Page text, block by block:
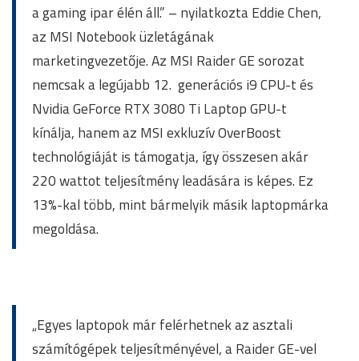
a gaming ipar élén áll.” – nyilatkozta Eddie Chen,
az MSI Notebook üzletágának
marketingvezetője. Az MSI Raider GE sorozat
nemcsak a legújabb 12. generációs i9 CPU-t és
Nvidia GeForce RTX 3080 Ti Laptop GPU-t
kínálja, hanem az MSI exkluzív OverBoost
technológiáját is támogatja, így összesen akár
220 wattot teljesítmény leadására is képes. Ez
13%-kal több, mint bármelyik másik laptopmárka
megoldása.
„Egyes laptopok már felérhetnek az asztali
számítógépek teljesítményével, a Raider GE-vel